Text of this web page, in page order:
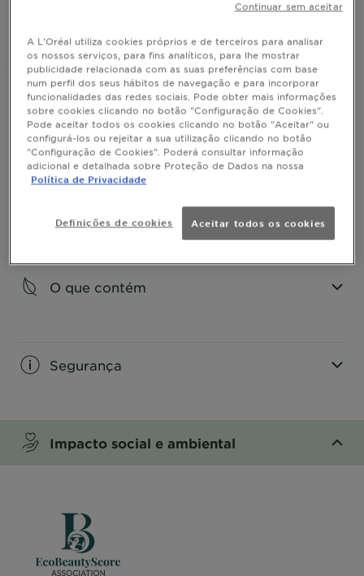
COMPRAR
Informação do Produto
CLOSE SUBPANEL
O que contém
Segurança
Impacto social e ambiental
A L'Oréal utiliza cookies próprios e de terceiros para analisar
os nossos serviços, para fins analíticos, para lhe mostrar
publicidade relacionada com as suas preferências com base
num perfil dos seus hábitos de navegação e para incorporar
funcionalidades das redes sociais. Pode obter mais informações
sobre cookies clicando no botão "Configuração de Cookies".
Pode aceitar todos os cookies clicando no botão "Aceitar" ou
configurá-los ou rejeitar a sua utilização clicando no botão
"Configuração de Cookies". Poderá consultar informação
adicional e detalhada sobre Proteção de Dados na nossa
Política de Privacidade
Definições de cookies Aceitar todos os cookies
Continuar sem aceitar